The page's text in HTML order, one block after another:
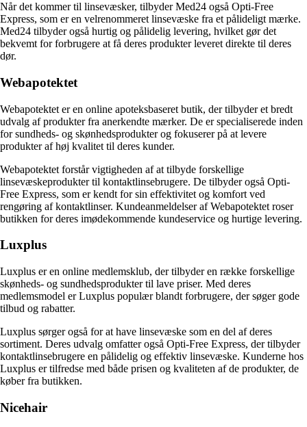
Når det kommer til linsevæsker, tilbyder Med24 også Opti-Free
Express, som er en velrenommeret linsevæske fra et pålideligt mærke.
Med24 tilbyder også hurtig og pålidelig levering, hvilket gør det
bekvemt for forbrugere at få deres produkter leveret direkte til deres
dør.
Webapotektet
Webapotektet er en online apoteksbaseret butik, der tilbyder et bredt
udvalg af produkter fra anerkendte mærker. De er specialiserede inden
for sundheds- og skønhedsprodukter og fokuserer på at levere
produkter af høj kvalitet til deres kunder.
Webapotektet forstår vigtigheden af at tilbyde forskellige
linsevæskeprodukter til kontaktlinsebrugere. De tilbyder også Opti-
Free Express, som er kendt for sin effektivitet og komfort ved
rengøring af kontaktlinser. Kundeanmeldelser af Webapotektet roser
butikken for deres imødekommende kundeservice og hurtige levering.
Luxplus
Luxplus er en online medlemsklub, der tilbyder en række forskellige
skønheds- og sundhedsprodukter til lave priser. Med deres
medlemsmodel er Luxplus populær blandt forbrugere, der søger gode
tilbud og rabatter.
Luxplus sørger også for at have linsevæske som en del af deres
sortiment. Deres udvalg omfatter også Opti-Free Express, der tilbyder
kontaktlinsebrugere en pålidelig og effektiv linsevæske. Kunderne hos
Luxplus er tilfredse med både prisen og kvaliteten af de produkter, de
køber fra butikken.
Nicehair